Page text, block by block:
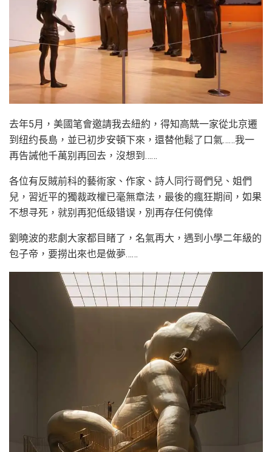
去年5月，美國笔會邀請我去紐約，得知高兟一家從北京遷
到纽约長島，並已初步安頓下來，還替他鬆了口氣……我一
再告誡他千萬别再回去，沒想到……
各位有反賊前科的藝術家、作家、詩人同行哥們兒、姐們
兒，習近平的獨裁政權已毫無章法，最後的瘋狂期间，如果
不想寻死，就别再犯低级错误，別再存任何僥倖
劉曉波的悲劇大家都目睹了，名氣再大，遇到小學二年級的
包子帝，要撈出來也是做夢……